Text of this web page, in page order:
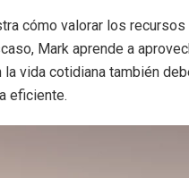
cómo valorar los
Mark aprende a
la vida cotidiana también
eficiente.